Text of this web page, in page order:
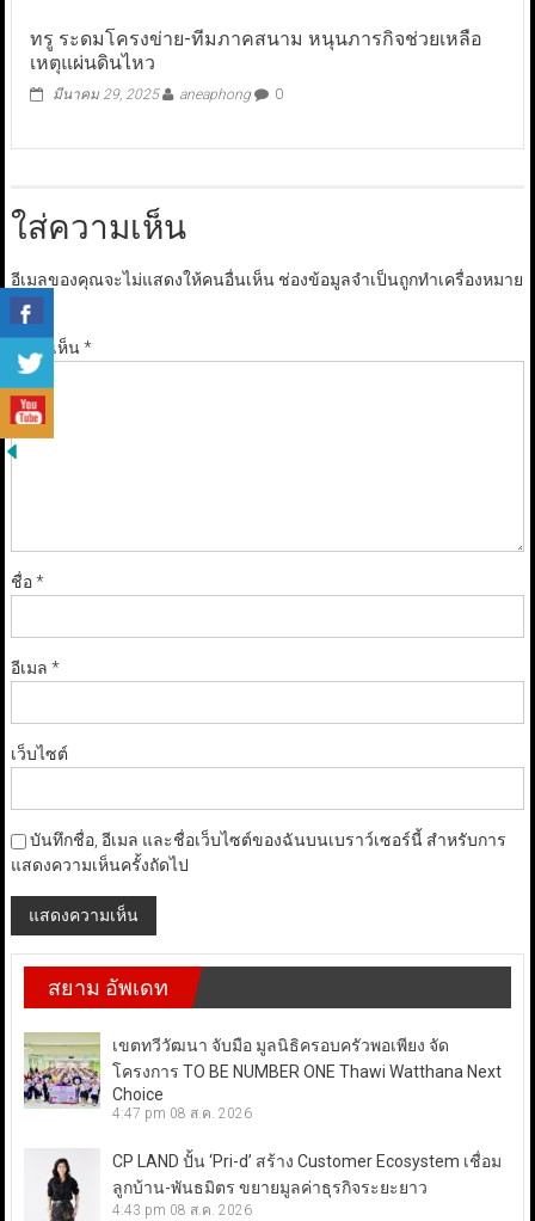
ทรู ระดมโครงข่าย-ทีมภาคสนาม หนุนภารกิจช่วยเหลือ
เหตุแผ่นดินไหว
มีนาคม 29, 2025 aneaphong 0
ใส่ความเห็น
อีเมลของคุณจะไม่แสดงให้คนอื่นเห็น ช่องข้อมูลจำเป็นถูกทำเครื่องหมาย
ความเห็น*
ชื่อ*
อีเมล *
เว็บไซต์
บันทึกชื่อ, อีเมล และชื่อเว็บไซต์ของฉันบนเบราว์เซอร์นี้ สำหรับการ
แสดงความเห็นครั้งถัดไป
สยาม อัพเดท
เขตทวีวัฒนา จับมือ มูลนิธิครอบครัวพอเพียง จัด
โครงการ TO BE NUMBER ONE Thawi Watthana Next
Choice
4:47 pm 08 ส.ค. 2026
CP LAND ปั้น ‘Pri-d’ สร้าง Customer Ecosystem เชื่อม
ลูกบ้าน-พันธมิตร ขยายมูลค่าธุรกิจระยะยาว
4:43 pm 08 ส.ค. 2026